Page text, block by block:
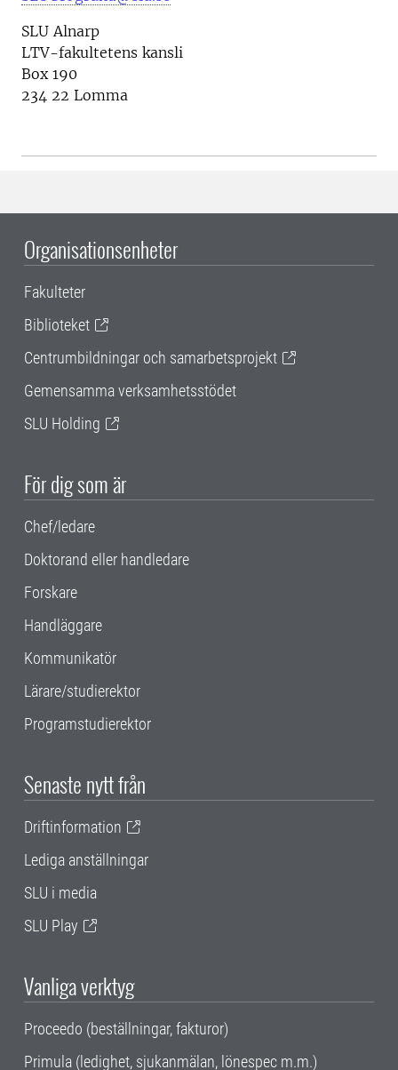
SLU Alnarp
LTV-fakultetens kansli
Box 190
234 22 Lomma
Organisationsenheter
Fakulteter
Biblioteket
Centrumbildningar och samarbetsprojekt
Gemensamma verksamhetsstödet
SLU Holding
För dig som är
Chef/ledare
Doktorand eller handledare
Forskare
Handläggare
Kommunikatör
Lärare/studierektor
Programstudierektor
Senaste nytt från
Driftinformation
Lediga anställningar
SLU i media
SLU Play
Vanliga verktyg
Proceedo (beställningar, fakturor)
Primula (ledighet, sjukanmälan, lönespec m.m.)